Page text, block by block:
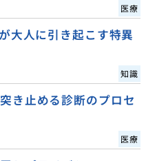
医療
大人に引き起こす特異
知識
き止める診断のプロセ
医療